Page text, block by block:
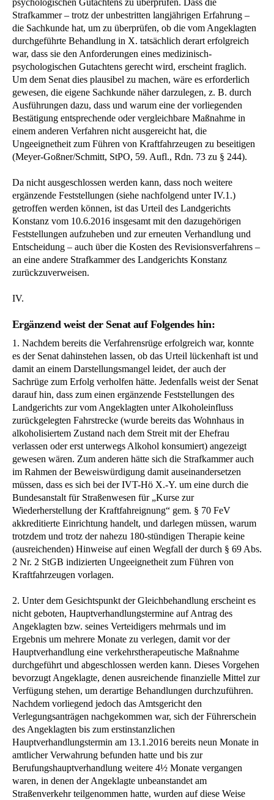
psychologischen Gutachtens zu überprüfen. Dass die
Strafkammer – trotz der unbestritten langjährigen Erfahrung –
die Sachkunde hat, um zu überprüfen, ob die vom Angeklagten
durchgeführte Behandlung in X. tatsächlich derart erfolgreich
war, dass sie den Anforderungen eines medizinisch-
psychologischen Gutachtens gerecht wird, erscheint fraglich.
Um dem Senat dies plausibel zu machen, wäre es erforderlich
gewesen, die eigene Sachkunde näher darzulegen, z. B. durch
Ausführungen dazu, dass und warum eine der vorliegenden
Bestätigung entsprechende oder vergleichbare Maßnahme in
einem anderen Verfahren nicht ausgereicht hat, die
Ungeeignetheit zum Führen von Kraftfahrzeugen zu beseitigen
(Meyer-Goßner/Schmitt, StPO, 59. Aufl., Rdn. 73 zu § 244).
Da nicht ausgeschlossen werden kann, dass noch weitere
ergänzende Feststellungen (siehe nachfolgend unter IV.1.)
getroffen werden können, ist das Urteil des Landgerichts
Konstanz vom 10.6.2016 insgesamt mit den dazugehörigen
Feststellungen aufzuheben und zur erneuten Verhandlung und
Entscheidung – auch über die Kosten des Revisionsverfahrens –
an eine andere Strafkammer des Landgerichts Konstanz
zurückzuverweisen.
IV.
Ergänzend weist der Senat auf Folgendes hin:
1. Nachdem bereits die Verfahrensrüge erfolgreich war, konnte
es der Senat dahinstehen lassen, ob das Urteil lückenhaft ist und
damit an einem Darstellungsmangel leidet, der auch der
Sachrüge zum Erfolg verholfen hätte. Jedenfalls weist der Senat
darauf hin, dass zum einen ergänzende Feststellungen des
Landgerichts zur vom Angeklagten unter Alkoholeinfluss
zurückgelegten Fahrstrecke (wurde bereits das Wohnhaus in
alkoholisiertem Zustand nach dem Streit mit der Ehefrau
verlassen oder erst unterwegs Alkohol konsumiert) angezeigt
gewesen wären. Zum anderen hätte sich die Strafkammer auch
im Rahmen der Beweiswürdigung damit auseinandersetzen
müssen, dass es sich bei der IVT-Hö X.-Y. um eine durch die
Bundesanstalt für Straßenwesen für „Kurse zur
Wiederherstellung der Kraftfahreignung“ gem. § 70 FeV
akkreditierte Einrichtung handelt, und darlegen müssen, warum
trotzdem und trotz der nahezu 180-stündigen Therapie keine
(ausreichenden) Hinweise auf einen Wegfall der durch § 69 Abs.
2 Nr. 2 StGB indizierten Ungeeignetheit zum Führen von
Kraftfahrzeugen vorlagen.
2. Unter dem Gesichtspunkt der Gleichbehandlung erscheint es
nicht geboten, Hauptverhandlungstermine auf Antrag des
Angeklagten bzw. seines Verteidigers mehrmals und im
Ergebnis um mehrere Monate zu verlegen, damit vor der
Hauptverhandlung eine verkehrstherapeutische Maßnahme
durchgeführt und abgeschlossen werden kann. Dieses Vorgehen
bevorzugt Angeklagte, denen ausreichende finanzielle Mittel zur
Verfügung stehen, um derartige Behandlungen durchzuführen.
Nachdem vorliegend jedoch das Amtsgericht den
Verlegungsanträgen nachgekommen war, sich der Führerschein
des Angeklagten bis zum erstinstanzlichen
Hauptverhandlungstermin am 13.1.2016 bereits neun Monate in
amtlicher Verwahrung befunden hatte und bis zur
Berufungshauptverhandlung weitere 4½ Monate vergangen
waren, in denen der Angeklagte unbeanstandet am
Straßenverkehr teilgenommen hatte, wurden auf diese Weise